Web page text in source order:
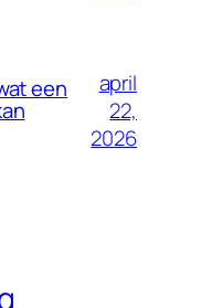
een
april
22,
2026